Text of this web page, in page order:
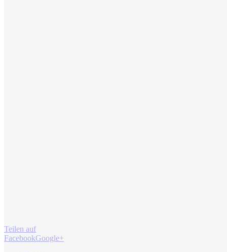
Teilen auf
FacebookGoogle+